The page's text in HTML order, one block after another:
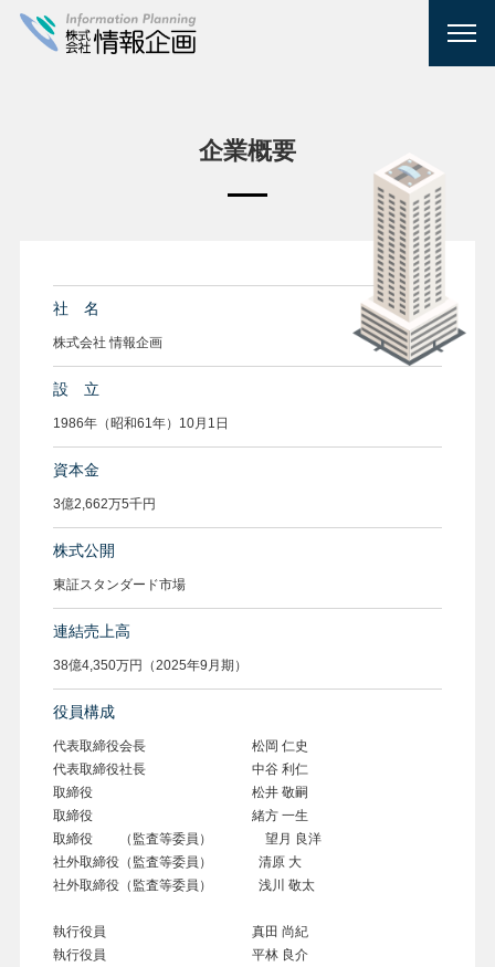
企業概要
社 名
株式会社 情報企画
設 立
1986年（昭和61年）10月1日
資本金
3億2,662万5千円
株式公開
東証スタンダード市場
連結売上高
38億4,350万円（2025年9月期）
役員構成
代表取締役会長 松岡 仁史
代表取締役社長 中谷 利仁
取締役 松井 敬嗣
取締役 緒方 一生
取締役 （監査等委員） 望月 良洋
社外取締役（監査等委員） 清原 大
社外取締役（監査等委員） 浅川 敬太
執行役員 真田 尚紀
執行役員 平林 良介